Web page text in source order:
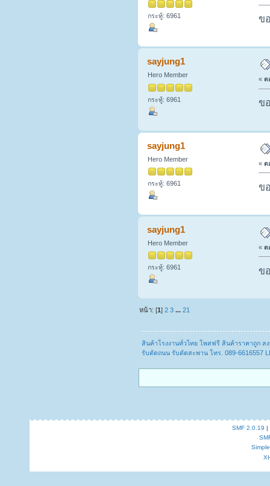
กระทู้: 6961 ข
sayjung1
Hero Member
กระทู้: 6961
« ต
ข
sayjung1
Hero Member
กระทู้: 6961
« ต
ข
sayjung1
Hero Member
กระทู้: 6961
« ต
ข
หน้า: [1]2 3 ...21
สินค้าโรงงานทั่วไทย โพสฟรี สินค้าราคาถูก ล
รับตัดถนน รับตัดสะพาน โทร. 089-6616557
SMF 2.0.19 |